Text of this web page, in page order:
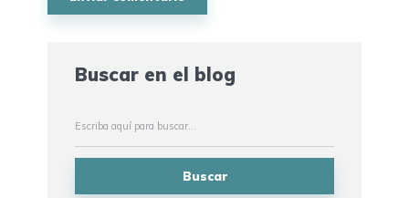
Buscar en el blog
Buscar